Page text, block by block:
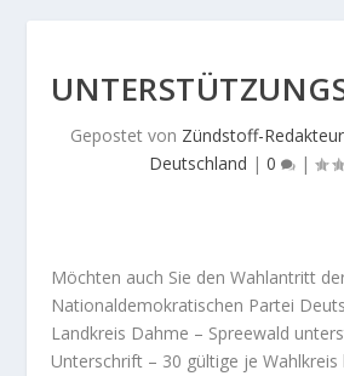
Gepostet von Zündstoff-Redakteur
Deutschland | 0 |
Möchten auch Sie den Wahlantritt
Nationaldemokratischen Partei
Landkreis Dahme – Spreewald
Unterschrift – 30 gültige je